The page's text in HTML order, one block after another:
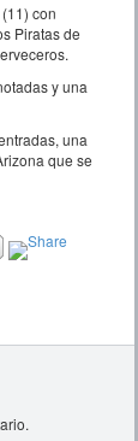
con
Piratas de
y una
una
que se